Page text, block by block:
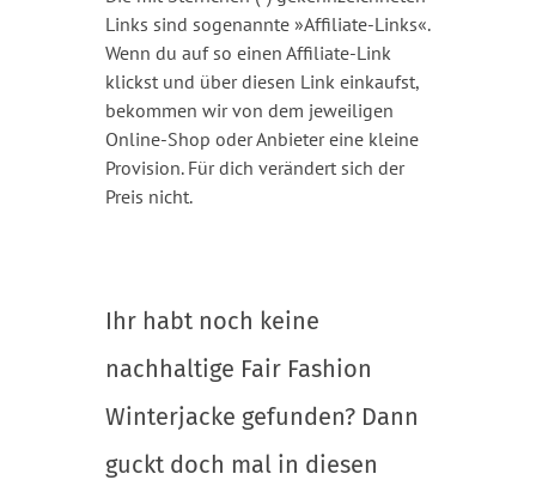
Links sind sogenannte »Affiliate-Links«.
Wenn du auf so einen Affiliate-Link
klickst und über diesen Link einkaufst,
bekommen wir von dem jeweiligen
Online-Shop oder Anbieter eine kleine
Provision. Für dich verändert sich der
Preis nicht.
Ihr habt noch keine
nachhaltige Fair Fashion
Winterjacke gefunden? Dann
guckt doch mal in diesen